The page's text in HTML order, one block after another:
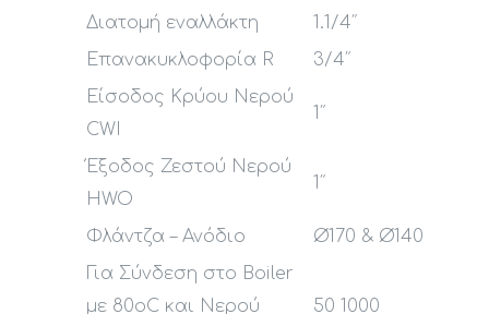
Διατομή εναλλάκτη
1.1/4″
Επανακυκλοφορία R
3/4″
Είσοδος Κρύου Νερού
CWI
1″
Έξοδος Ζεστού Νερού
HWO
1″
Φλάντζα – Ανόδιο
Ø170 & Ø140
Για Σύνδεση στο Boiler
με 80oC και Νερού
50 1000